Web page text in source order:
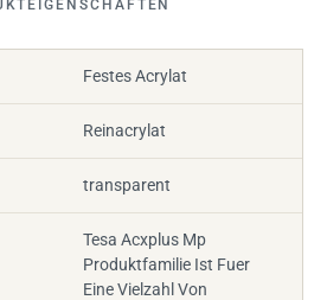
Festes Acrylat
Reinacrylat
transparent
Tesa Acxplus Mp
Produktfamilie Ist Fuer
Eine Vielzahl Von